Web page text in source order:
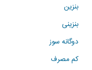
بنزین
بنزینی
دوگانه سوز
کم مصرف